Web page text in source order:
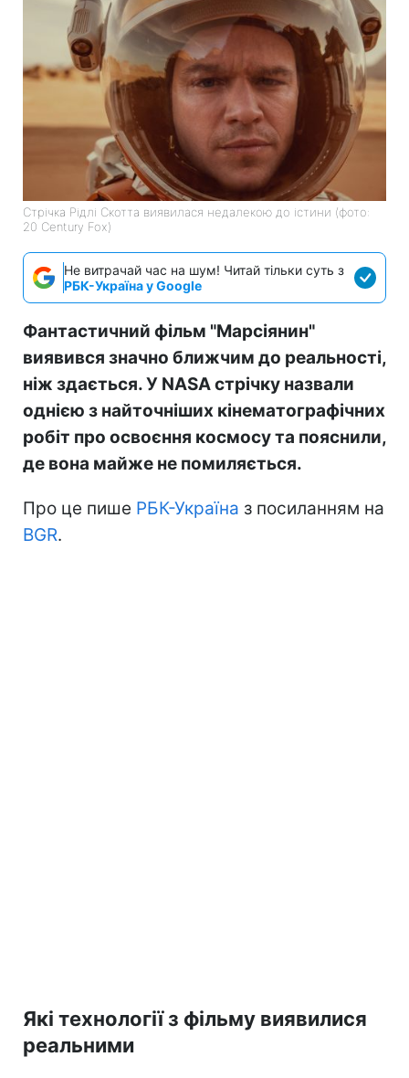
Стрічка Рідлі Скотта виявилася недалекою до істини (фото:
20 Century Fox)
Не витрачай час на шум! Читай тільки суть з
РБК-Україна у Google
Фантастичний фільм "Марсіянин"
виявився значно ближчим до реальності,
ніж здається. У NASA стрічку назвали
однією з найточніших кінематографічних
робіт про освоєння космосу та пояснили,
де вона майже не помиляється.
Про це пише РБК-Україна з посиланням на
BGR.
Які технології з фільму виявилися
реальними